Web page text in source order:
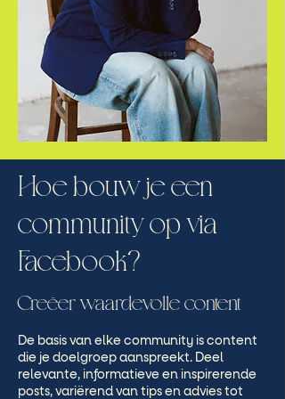
Hoe bouw je een
community op via
Facebook?
Creëer waardevolle content
De basis van elke community is content
die je doelgroep aanspreekt. Deel
relevante, informatieve en inspirerende
posts, variërend van tips en advies tot